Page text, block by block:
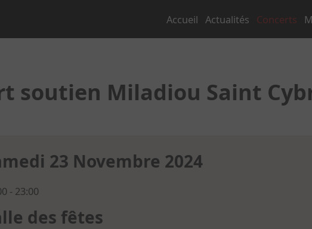
Accueil Actualités Concerts
soutien Miladiou Saint
23 Novembre 2024
- 23:00
des fêtes